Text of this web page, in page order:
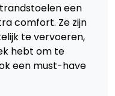
een
comfort. Ze zijn
te vervoeren,
hebt om te
een must-have